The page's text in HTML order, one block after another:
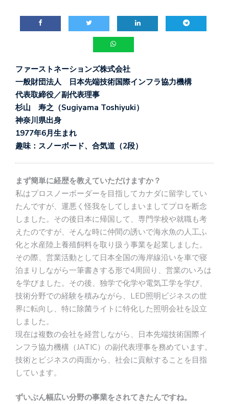
ファーストネーションズ株式会社
一般財団法人 日本先端技術国際インフラ協力機構
代表取締役／副代表理事
杉山 寿之（Sugiyama Toshiyuki）
神奈川県出身
1977年6月生まれ
趣味：スノーボード、合気道（2段）
まず簡単に経歴を教えていただけますか？
私はプロスノーボーダーを目指してカナダに留学してい
たんですが、運悪く怪我をしてしまいましてプロを断念
しました。その後日本に帰国して、専門学校や就職も考
えたのですが、そんな時に仲間の誘いで海水魚の人工ふ
化と水産陸上養殖飼料を取り扱う事業を起業しました。
その際、営業活動として日本全国の海岸線沿いを車で寝
泊まりしながら一筆書きする形で4周回り、営業のいろは
を学びました。その後、独学で化学や電気工学を学び、
技術分野での経験を積みながら、LED照明ビジネスの世
界に転向し、特に除菌ライトに特化した照明会社を設立
しました。
現在は複数の会社を経営しながら、日本先端技術国際イ
ンフラ協力機構（JATIC）の副代表理事を務めています。
技術とビジネスの両面から、社会に貢献することを目指
しています。
ずいぶん幅広い分野の事業をされてきたんですね。